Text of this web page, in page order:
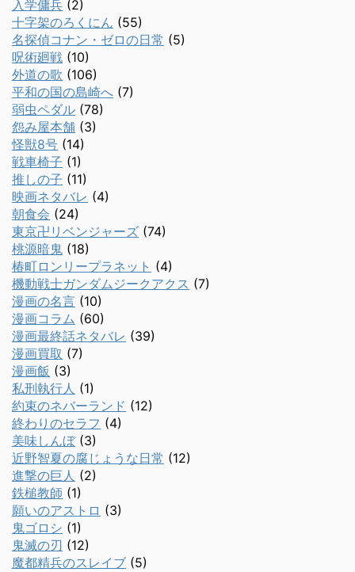
入学傭兵 (2)
十字架のろくにん (55)
名探偵コナン・ゼロの日常 (5)
呪術廻戦 (10)
外道の歌 (106)
平和の国の島崎へ (7)
弱虫ペダル (78)
怨み屋本舗 (3)
怪獣8号 (14)
戦車椅子 (1)
推しの子 (11)
映画ネタバレ (4)
朝食会 (24)
東京卍リベンジャーズ (74)
桃源暗鬼 (18)
椿町ロンリープラネット (4)
機動戦士ガンダムジークアクス (7)
漫画の名言 (10)
漫画コラム (60)
漫画最終話ネタバレ (39)
漫画買取 (7)
漫画飯 (3)
私刑執行人 (1)
約束のネバーランド (12)
終わりのセラフ (4)
美味しんぼ(3)
近野智夏の腐じょうな日常 (12)
進撃の巨人 (2)
鉄槌教師 (1)
願いのアストロ (3)
鬼ゴロシ (1)
鬼滅の刃 (12)
魔都精兵のスレイブ (5)